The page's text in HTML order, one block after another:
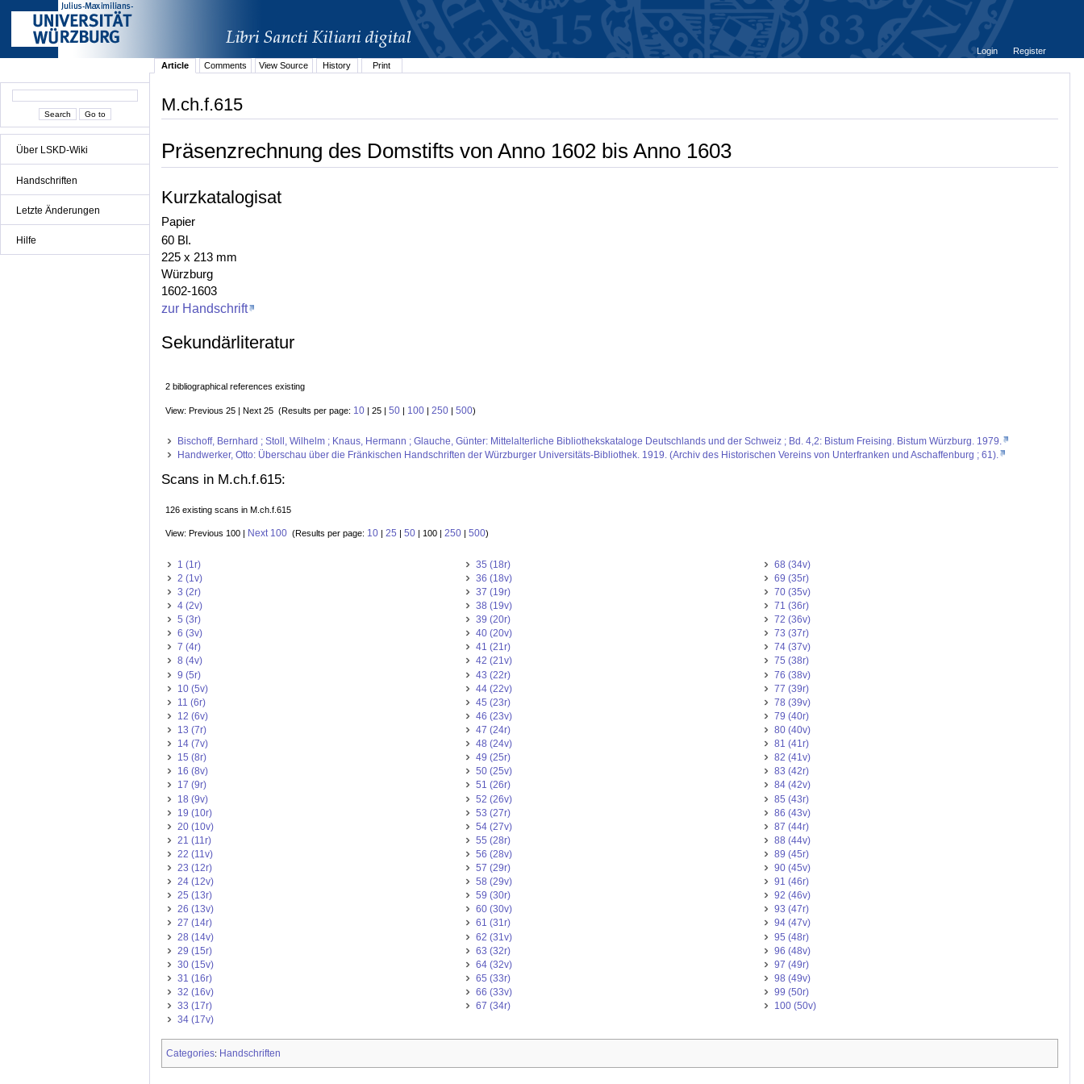
Über LSKD-Wiki
Handschriften
Letzte Änderungen
Hilfe
Login
Register
Article
Comments View Source History Print
M.ch.f.615
Präsenzrechnung des Domstifts von Anno 1602 bis Anno 1603
Kurzkatalogisat
Papier
60 Bl.
225 x 213 mm
Würzburg
1602-1603
zur Handschrift
Sekundärliteratur
2 bibliographical references existing
View: Previous 25 | Next 25 (Results per page: 10 | 25 | 50 | 100 | 250 | 500)
Bischoff, Bernhard ; Stoll, Wilhelm ; Knaus, Hermann ; Glauche, Günter: Mittelalterliche Bibliothekskataloge Deutschlands und der Schweiz ; Bd. 4,2: Bistum Freising. Bistum Würzburg. 1979.
Handwerker, Otto: Überschau über die Fränkischen Handschriften der Würzburger Universitäts-Bibliothek. 1919. (Archiv des Historischen Vereins von Unterfranken und Aschaffenburg ; 61).
Scans in M.ch.f.615:
126 existing scans in M.ch.f.615
View: Previous 100 | Next 100 (Results per page: 10 25 50 | 100 | 250 500)
1 (1r)
2 (1v)
3 (2r)
4 (2v)
5 (3r)
6 (3v)
7 (4r)
8 (4v)
9 (5r)
10 (5v)
11 (6r)
12 (6v)
13 (7r)
14 (7v)
15 (8r)
16 (8v)
17 (9r)
18 (9v)
19 (10r)
20 (10v)
21 (11r)
22 (11v)
23 (12r)
24 (12v)
25 (13r)
26 (13v)
27 (14r)
28 (14v)
29 (15r)
30 (15v)
31 (16r)
32 (16v)
33 (17r)
34 (17v)
35 (18r)
36 (18v)
37 (19r)
38 (19v)
39 (20r)
40 (20v)
41 (21r)
42 (21v)
43 (22r)
44 (22v)
45 (23r)
46 (23v)
47 (24r)
48 (24v)
49 (25r)
50 (25v)
51 (26r)
52 (26v)
53 (27r)
54 (27v)
55 (28r)
56 (28v)
57 (29r)
58 (29v)
59 (30r)
60 (30v)
61 (31r)
62 (31v)
63 (32r)
64 (32v)
65 (33r)
66 (33v)
67 (34r)
68 (34v)
69 (35r)
70 (35v)
71 (36r)
72 (36v)
73 (37r)
74 (37v)
75 (38r)
76 (38v)
77 (39r)
78 (39v)
79 (40r)
80 (40v)
81 (41r)
82 (41v)
83 (42r)
84 (42v)
85 (43r)
86 (43v)
87 (44r)
88 (44v)
89 (45r)
90 (45v)
91 (46r)
92 (46v)
93 (47r)
94 (47v)
95 (48r)
96 (48v)
97 (49r)
98 (49v)
99 (50r)
100 (50v)
Categories: Handschriften